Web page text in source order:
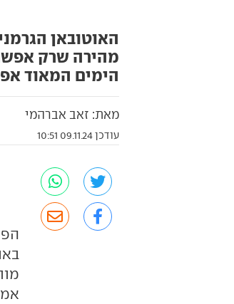
האוטובאן
מהירה שרק
הימים המאוד
מאת: זאב אברהמי
עודכן 09.11.24 10:51